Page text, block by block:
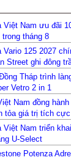
Việt Nam ưu đãi
trong tháng 8
Vario 125 2027
Street ghi đông
Tháp trình
Vetro 2 in 1
Nam đồng
tỏa giá trị tích
Việt Nam triển
U-Select
Potenza